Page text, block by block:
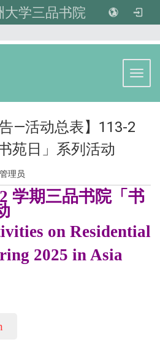
大学三品书院
—活动总表】113-2
苑日」系列活动
理员
学期三品书院「书
on Residential
2025 in Asia